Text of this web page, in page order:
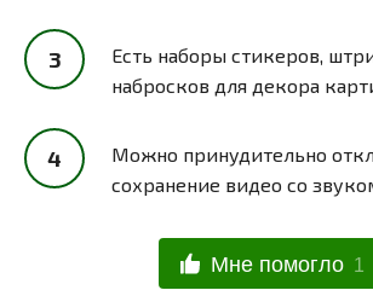
Есть наборы стикеров,
набросков для декора
Можно принудительно
сохранение видео со
Мне помогло 1